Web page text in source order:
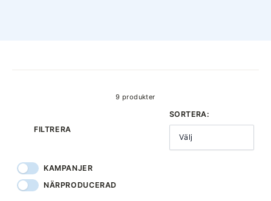
9 produkter
FILTRERA
SORTERA:
Välj
KAMPANJER
NÄRPRODUCERAD